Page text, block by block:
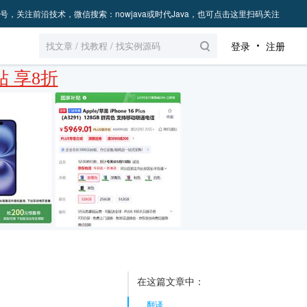
，关注前沿技术，微信搜索：nowjava或时代Java，也可点击这里扫码关注
登录 注册
享8折
在这篇文章中：
翻译